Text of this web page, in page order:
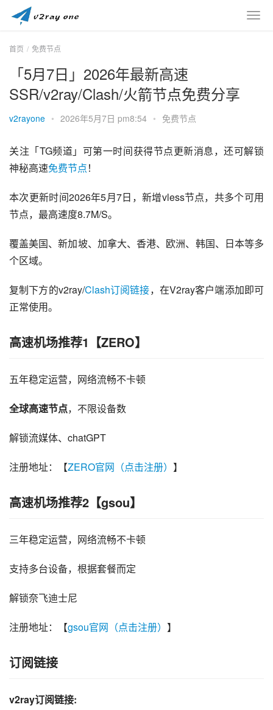
首页 免费节点
「5月7日」2026年最新高速
SSR/v2ray/Clash/火箭节点免费分享
v2rayone • 2026年5月7日 pm8:54 • 免费节点
关注「TG频道」可第一时间获得节点更新消息，还可解锁
神秘高速免费节点！
本次更新时间2026年5月7日，新增vless节点，共多个可用
节点，最高速度8.7M/S。
覆盖美国、新加坡、加拿大、香港、欧洲、韩国、日本等多
个区域。
复制下方的v2ray/Clash订阅链接，在V2ray客户端添加即可
正常使用。
高速机场推荐1【ZERO】
五年稳定运营，网络流畅不卡顿
全球高速节点，不限设备数
解锁流媒体、chatGPT
注册地址：【ZERO官网（点击注册） 】
高速机场推荐2【gsou】
三年稳定运营，网络流畅不卡顿
支持多台设备，根据套餐而定
解锁奈飞迪士尼
注册地址：【gsou官网（点击注册） 】
订阅链接
v2ray订阅链接: